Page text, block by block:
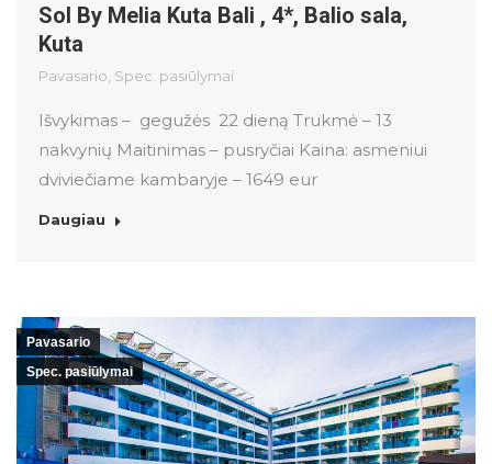
Sol By Melia Kuta Bali , 4*, Balio sala,
Kuta
Pavasario Spec. pasiūlymai
Išvykimas – gegužės 22 dieną Trukmė – 13
nakvynių Maitinimas – pusryčiai Kaina: asmeniui
dviviečiame kambaryje – 1649 eur
Daugiau
Pavasario
Spec. pasiūlymai